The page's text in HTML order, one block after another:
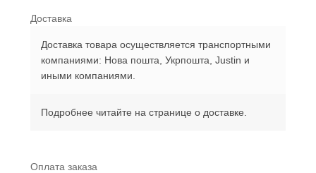
Доставка
Доставка товара осуществляется транспортными
компаниями: Нова пошта, Укрпошта, Justin и
иными компаниями.
Подробнее читайте на странице о доставке.
Оплата заказа